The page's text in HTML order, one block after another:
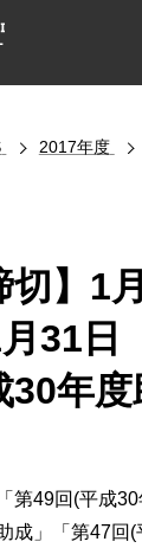
2017年度
切】1
月31
年度
第49回(平成
成」「第47回(